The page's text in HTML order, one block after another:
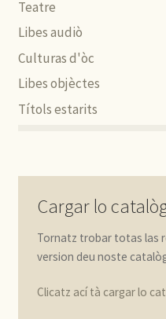
Teatre
Libes audiò
Culturas d'òc
Libes objèctes
Títols estarits
Cargar lo
Tornatz trobar totas las
version deu noste
Clicatz ací tà cargar lo